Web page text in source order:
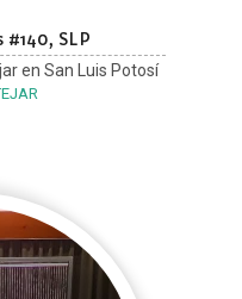
SLP
en San Luis Potosí